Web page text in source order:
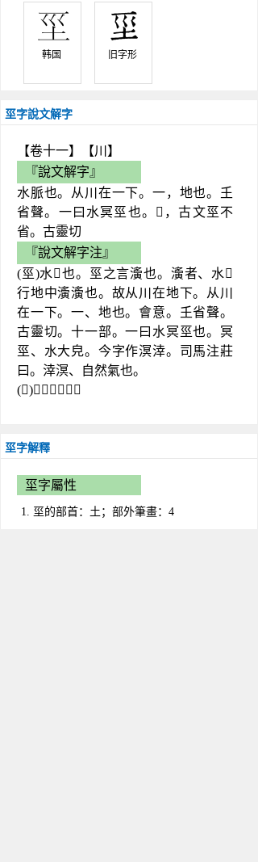
韩国 旧字形
坙字說文解字
【卷十一】【川】
『說文解字』
水脈也。从川在一下。一，地也。𡈼
省聲。一曰水冥巠也。𡿱，古文巠不
省。古靈切
『說文解字注』
(巠)水𧖴也。巠之言濥也。濥者、水𧖴
行地中濥濥也。故从川在地下。从川
在一下。一、地也。會意。𡈼省聲。
古靈切。十一部。一曰水冥巠也。冥
巠、水大皃。今字作溟涬。司馬注莊
曰。涬溟、自然氣也。
(𡿱)古文巠不省。
坙字解釋
坙字屬性
坙的部首：土；部外筆畫：4